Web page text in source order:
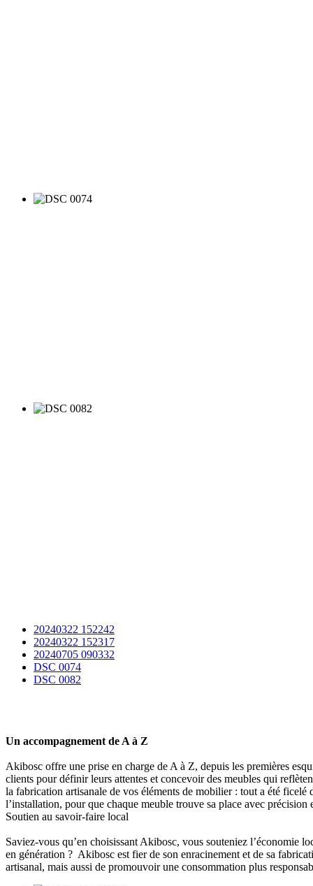
20240322 152242
20240322 152317
20240705 090332
DSC 0074
DSC 0082
Un accompagnement de A à Z
Akibosc offre une prise en charge de A à Z, depuis les premières
clients pour définir leurs attentes et concevoir des meubles qui
la fabrication artisanale de vos éléments de mobilier : tout a été
l’installation, pour que chaque meuble trouve sa place avec
Soutien au savoir-faire local
Saviez-vous qu’en choisissant Akibosc, vous souteniez l’économie
en génération ? Akibosc est fier de son enracinement et de sa
artisanal, mais aussi de promouvoir une consommation plus